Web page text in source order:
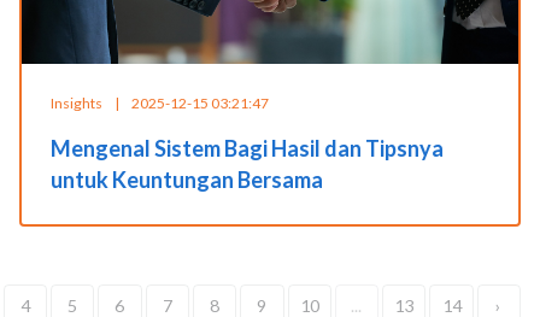
Insights | 2025-12-15 03:21:47
Mengenal Sistem Bagi Hasil dan Tipsnya
untuk Keuntungan Bersama
4 5 6 7 8 9 10 ... 13 14 ›